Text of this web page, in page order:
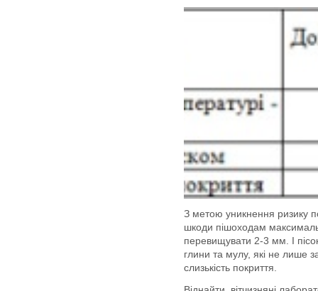
З метою уникнення ризику
шкоди пішоходам
перевищувати 2-3 мм. І
глини та мулу, які не лише
слизькість покриття.